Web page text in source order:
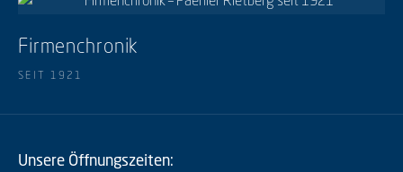
Firmenchronik
SEIT 1921
Unsere Öffnungszeiten: